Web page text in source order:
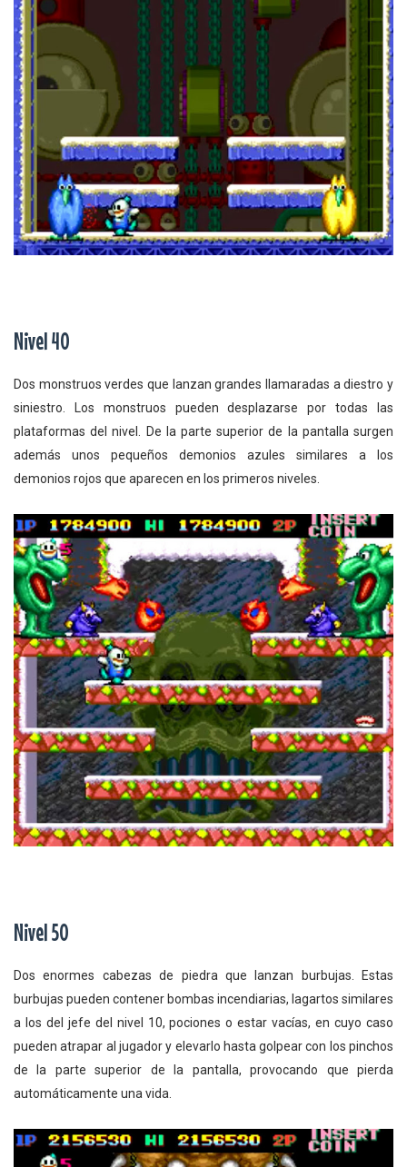
Nivel 40
Dos monstruos verdes que lanzan grandes llamaradas a diestro y
siniestro. Los monstruos pueden desplazarse por todas las
plataformas del nivel. De la parte superior de la pantalla surgen
además unos pequeños demonios azules similares a los
demonios rojos que aparecen en los primeros niveles.
Nivel 50
Dos enormes cabezas de piedra que lanzan burbujas. Estas
burbujas pueden contener bombas incendiarias, lagartos similares
a los del jefe del nivel 10, pociones o estar vacías, en cuyo caso
pueden atrapar al jugador y elevarlo hasta golpear con los pinchos
de la parte superior de la pantalla, provocando que pierda
automáticamente una vida.